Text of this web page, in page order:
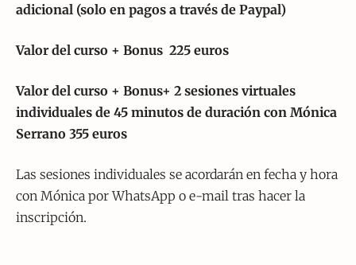
adicional (solo en pagos a través de Paypal)
Valor del curso + Bonus 225 euros
Valor del curso + Bonus+ 2 sesiones virtuales
individuales de 45 minutos de duración con Mónica
Serrano 355 euros
Las sesiones individuales se acordarán en fecha y hora
con Mónica por WhatsApp o e-mail tras hacer la
inscripción.